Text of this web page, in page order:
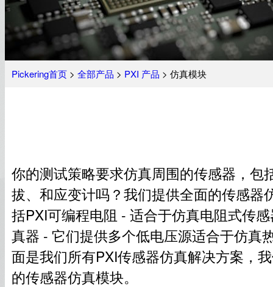
Pickering首页 > 全部产品 > PXI 产品 > 仿真模块
你的测试策略要求仿真周围的传感器，包
拔、和应变计吗？我们提供全面的传感器
括PXI可编程电阻 - 适合于仿真电阻式传
真器 - 它们提供多个低电压源适合于仿真
面是我们所有PXI传感器仿真解决方案，
的传感器仿真模块。